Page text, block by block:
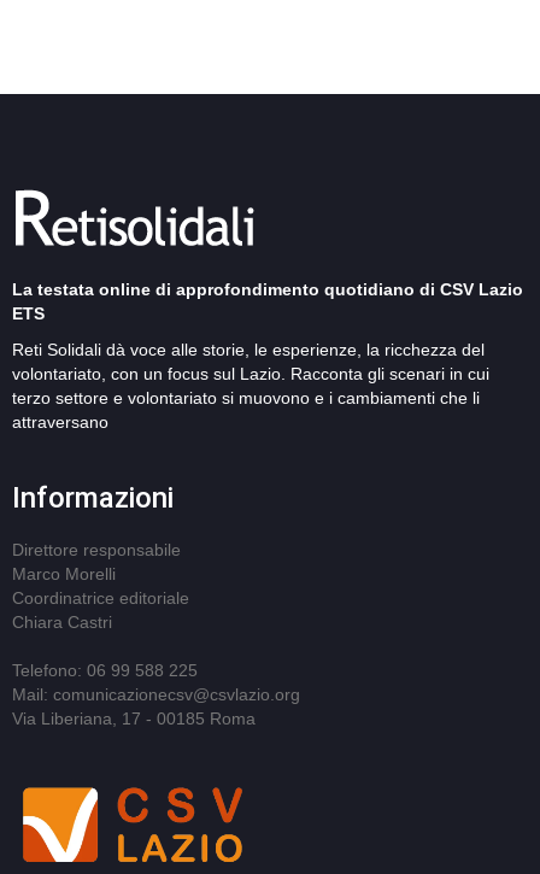
La testata online di approfondimento quotidiano di CSV Lazio
ETS
Reti Solidali dà voce alle storie, le esperienze, la ricchezza del
volontariato, con un focus sul Lazio. Racconta gli scenari in cui
terzo settore e volontariato si muovono e i cambiamenti che li
attraversano
Informazioni
Direttore responsabile
Marco Morelli
Coordinatrice editoriale
Chiara Castri
Telefono: 06 99 588 225
Mail: comunicazionecsv@csvlazio.org
Via Liberiana, 17 - 00185 Roma